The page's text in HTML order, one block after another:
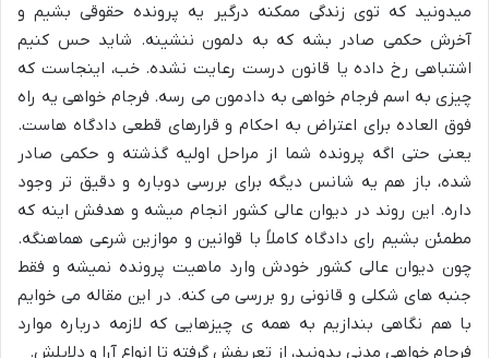
میدونید که توی زندگی ممکنه درگیر یه پرونده حقوقی بشیم و
آخرش حکمی صادر بشه که به دلمون ننشینه. شاید حس کنیم
اشتباهی رخ داده یا قانون درست رعایت نشده. خب، اینجاست که
چیزی به اسم فرجام خواهی به دادمون می رسه. فرجام خواهی یه راه
فوق العاده برای اعتراض به احکام و قرارهای قطعی دادگاه هاست.
یعنی حتی اگه پرونده شما از مراحل اولیه گذشته و حکمی صادر
شده، باز هم یه شانس دیگه برای بررسی دوباره و دقیق تر وجود
داره. این روند در دیوان عالی کشور انجام میشه و هدفش اینه که
مطمئن بشیم رای دادگاه کاملاً با قوانین و موازین شرعی هماهنگه.
چون دیوان عالی کشور خودش وارد ماهیت پرونده نمیشه و فقط
جنبه های شکلی و قانونی رو بررسی می کنه. در این مقاله می خوایم
با هم نگاهی بندازیم به همه ی چیزهایی که لازمه درباره موارد
فرجام خواهی مدنی بدونید، از تعریفش گرفته تا انواع آرا و دلایلش.